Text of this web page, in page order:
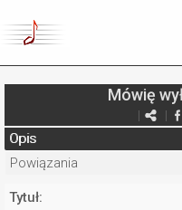
Mówię
Opis
Powiązania
Tytuł: